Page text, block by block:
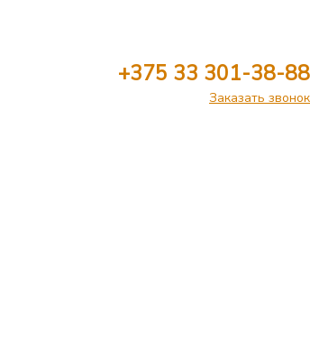
+375 33 301-38-88
Заказать звонок